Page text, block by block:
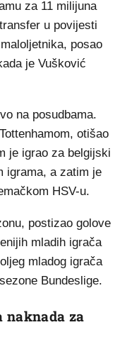
za 11 milijuna
u povijesti
posao
je Vušković
na posudbama.
otišao
je igrao za belgijski
igrama, a zatim je
HSV-u.
postizao golove
mladih igrača
mladog igrača
Bundeslige.
za